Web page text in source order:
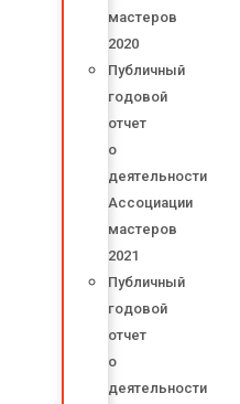
мастеров
2020
Публичный
годовой
отчет
о
деятельности
Ассоциации
мастеров
2021
Публичный
годовой
отчет
о
деятельности